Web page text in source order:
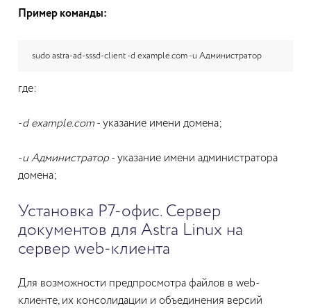
Пример команды:
sudo astra-ad-sssd-client -d example.com -u Администратор
где:
-d example.com - указание имени домена;
-u Администратор- указание имени администратора
домена;
Установка Р7-офис. Сервер
документов для Astra Linux на
сервер web-клиента
Для возможности предпросмотра файлов в web-
клиенте, их консолидации и объединения версий